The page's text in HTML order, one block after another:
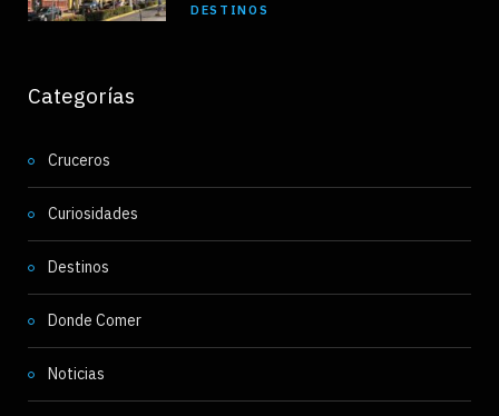
DESTINOS
Categorías
Cruceros
Curiosidades
Destinos
Donde Comer
Noticias